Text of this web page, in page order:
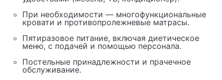
При необходимости — многофункциональные
кровати и противопролежневые матрасы.
Пятиразовое питание, включая диетическое
меню, с подачей и помощью персонала.
Постельные принадлежности и прачечное
обслуживание.